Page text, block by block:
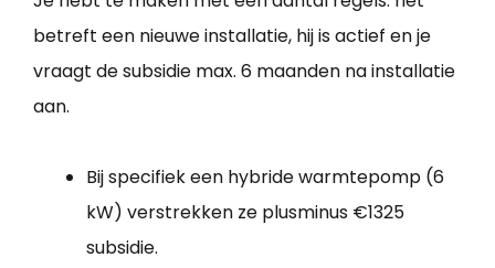
betreft een nieuwe installatie, hij is actief en je
vraagt de subsidie max. 6 maanden na installatie
aan.
Bij specifiek een hybride warmtepomp (6
kW) verstrekken ze plusminus €1325
subsidie.